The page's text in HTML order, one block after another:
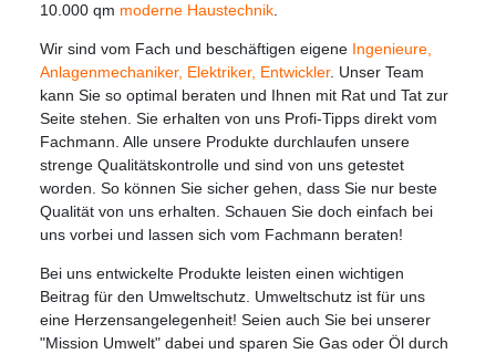
10.000 qm moderne Haustechnik.
Wir sind vom Fach und beschäftigen eigene Ingenieure,
Anlagenmechaniker, Elektriker, Entwickler. Unser Team
kann Sie so optimal beraten und Ihnen mit Rat und Tat zur
Seite stehen. Sie erhalten von uns Profi-Tipps direkt vom
Fachmann. Alle unsere Produkte durchlaufen unsere
strenge Qualitätskontrolle und sind von uns getestet
worden. So können Sie sicher gehen, dass Sie nur beste
Qualität von uns erhalten. Schauen Sie doch einfach bei
uns vorbei und lassen sich vom Fachmann beraten!
Bei uns entwickelte Produkte leisten einen wichtigen
Beitrag für den Umweltschutz. Umweltschutz ist für uns
eine Herzensangelegenheit! Seien auch Sie bei unserer
"Mission Umwelt" dabei und sparen Sie Gas oder Öl durch